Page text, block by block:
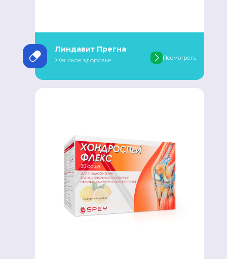
Линдавит Прегна
Женское здоровье Посмотреть